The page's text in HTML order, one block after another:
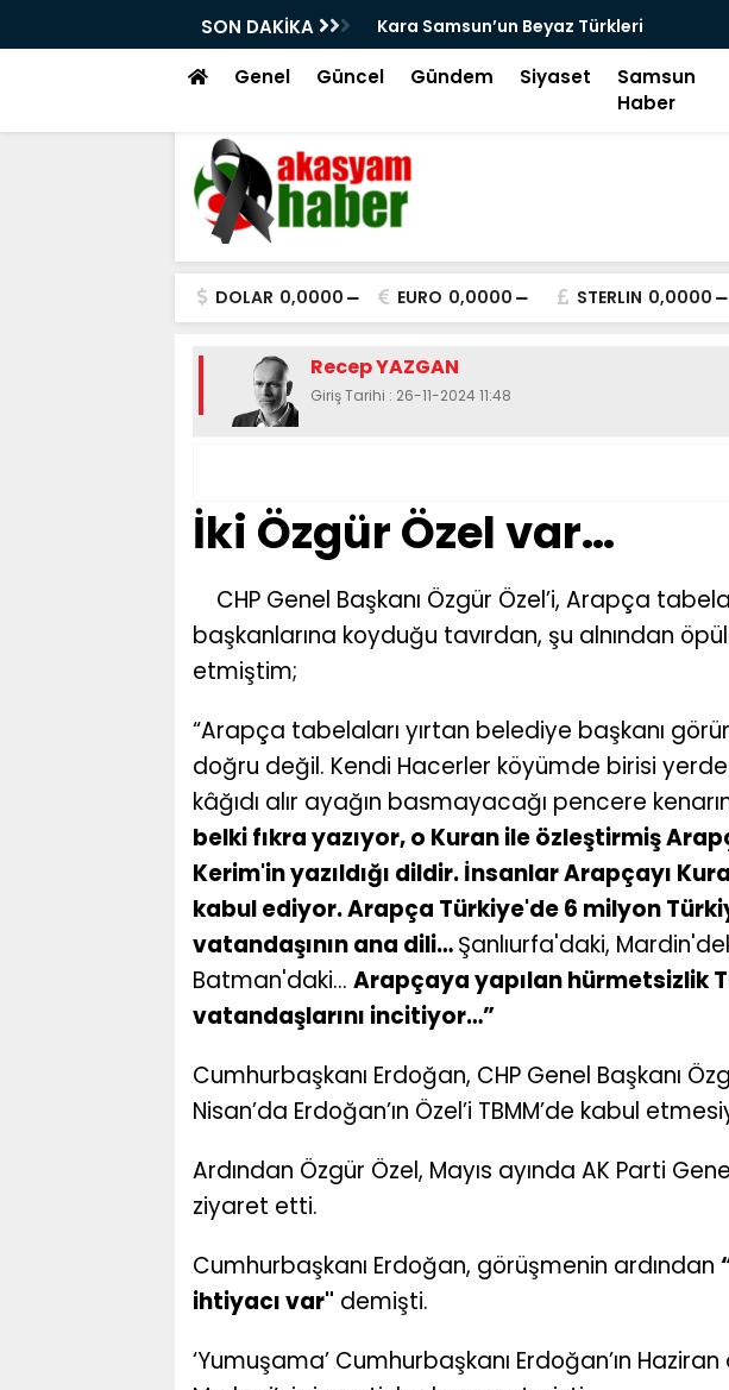
SON DAKİKA Kanallar Toprak ve Taşla Dolduruldu!
Genel Güncel Gündem Siyaset
Samsun
Haber
DOLAR 0,0000 EURO 0,0000 STERLIN 0,0000
Recep YAZGAN
Giriş Tarihi : 26-11-2024 11:48
İki Özgür Özel var…
CHP Genel Başkanı Özgür Özel’i, Arapça
başkanlarına koyduğu tavırdan, şu alnından
etmiştim;
“Arapça tabelaları yırtan belediye başkanı
doğru değil. Kendi Hacerler köyümde birisi
kâğıdı alır ayağın basmayacağı pencere
belki fıkra yazıyor, o Kuran ile özleştirmiş
Kerim'in yazıldığı dildir. İnsanlar Arapçayı
kabul ediyor. Arapça Türkiye'de 6 milyon
vatandaşının ana dili…Şanlıurfa'daki,
Batman'daki... Arapçaya yapılan hürmetsizlik
vatandaşlarını incitiyor…”
Cumhurbaşkanı Erdoğan, CHP Genel Başkanı
Nisan’da Erdoğan’ın Özel’i TBMM’de kabul
Ardından Özgür Özel, Mayıs ayında AK Parti
ziyaret etti.
Cumhurbaşkanı Erdoğan, görüşmenin ardından
ihtiyacı var" demişti.
‘Yumuşama’ Cumhurbaşkanı Erdoğan’ın